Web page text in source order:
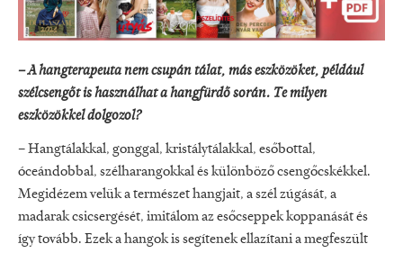
– A hangterapeuta nem csupán tálat, más eszközöket, például
szélcsengőt is használhat a hangfürdő során. Te milyen
eszközökkel dolgozol?
– Hangtálakkal, gonggal, kristálytálakkal, esőbottal,
óceándobbal, szélharangokkal és különböző csengőcskékkel.
Megidézem velük a természet hangjait, a szél zúgását, a
madarak csicsergését, imitálom az esőcseppek koppanását és
így tovább. Ezek a hangok is segítenek ellazítani a megfeszült